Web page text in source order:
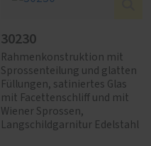
30230
Rahmenkonstruktion mit
Sprossenteilung und glatten
Füllungen, satiniertes Glas
mit Facettenschliff und mit
Wiener Sprossen,
Langschildgarnitur Edelstahl